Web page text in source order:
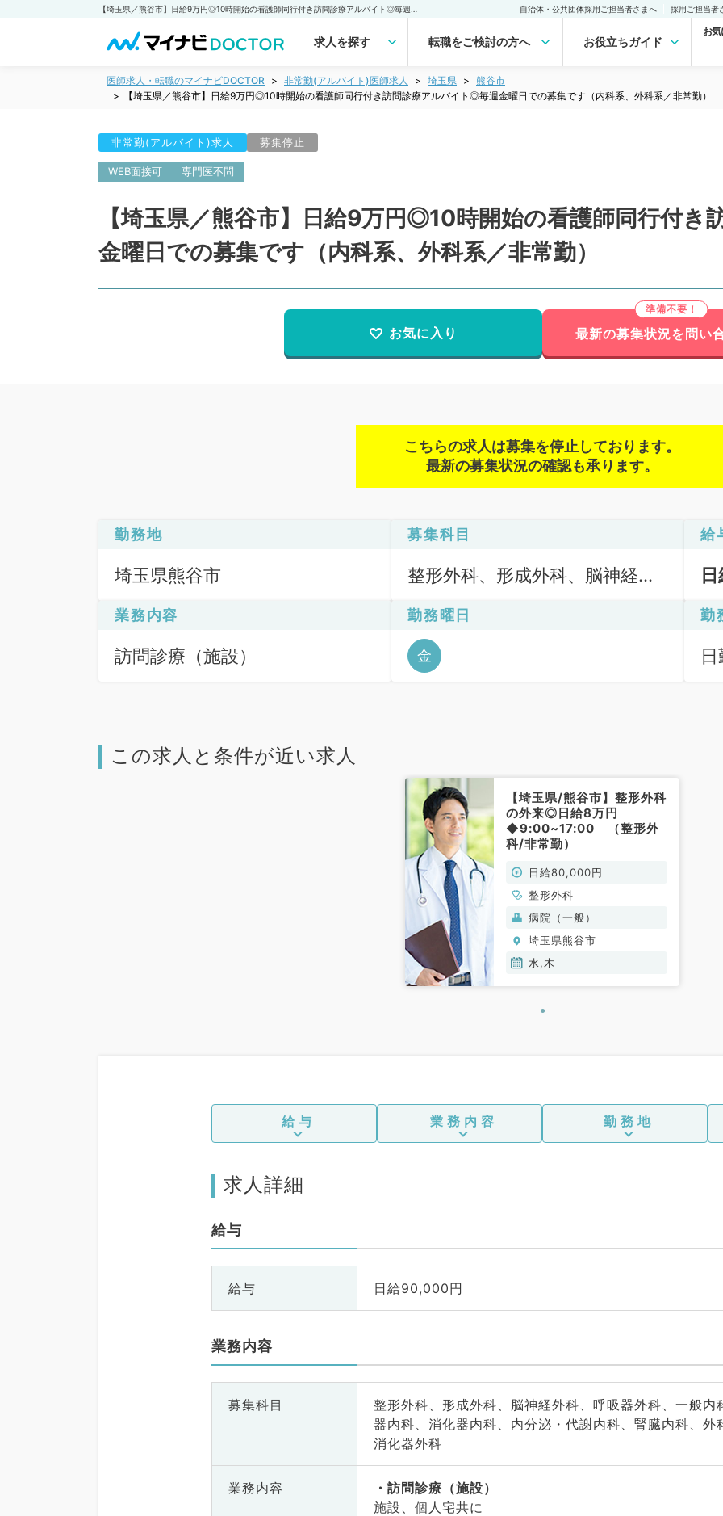
自治体・公共団体採用ご担当者さまへ 採用ご担当者
求人を探す 転職をご検討の方へ お役立ちガイド
お
医師求人・転職のマイナビDOCTOR 非常勤(アルバイト)医師求人 埼玉県
熊谷市
【埼玉県／熊谷市】日給9万円◎10時開始の看護師同行付き訪問診療アルバイト◎毎週金曜日での募集です（内科系、外科系／非常勤）
非常勤(アルバイト)求人 募集停止
WEB面接可 専門医不問
【埼玉県／熊谷市】日給9万円◎10時開始の看護師同行付
金曜日での募集です（内科系、外科系／非常勤）
お気に入り 最新の募集状況を問い
こちらの求人は募集を停止しております。
最新の募集状況の確認も承ります。
勤務地
埼玉県熊谷市
募集科目
整形外科、形成外科、脳神経外
環器内科、呼吸器内科、消化器
内科、内分泌・代謝内科、腎臓
給
業務内容
訪問診療（施設）
勤務曜日
金
勤
この求人と条件が近い求人
【埼玉県/熊谷市】整形外科
の外来◎日給8万円
◆9:00~17:00 （整形外
科/非常勤）
日給80,000円
整形外科
病院（一般）
埼玉県熊谷市
水,木
給与 業務内容 勤務地
求人詳細
給与
給与 日給90,000円
業務内容
募集科目
整形外科、形成外科、脳神経外科、呼吸器外科、一般内
器内科、消化器内科、内分泌・代謝内科、腎臓内科、外
消化器外科
業務内容
訪問診療（施設）
施設、個人宅共に